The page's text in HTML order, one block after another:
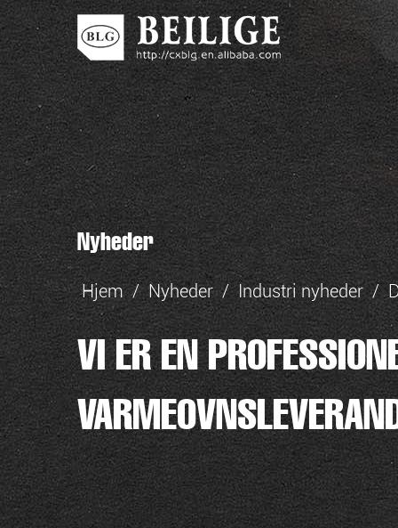
Nyheder
Hjem / Nyheder / Industri nyheder /
VI ER EN